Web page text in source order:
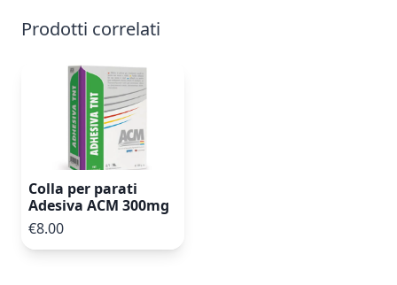
Prodotti correlati
Colla per parati
Adesiva ACM 300mg
€8.00